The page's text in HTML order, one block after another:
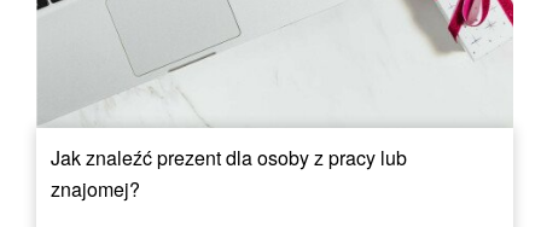
Jak znaleźć prezent dla osoby z pracy lub
znajomej?